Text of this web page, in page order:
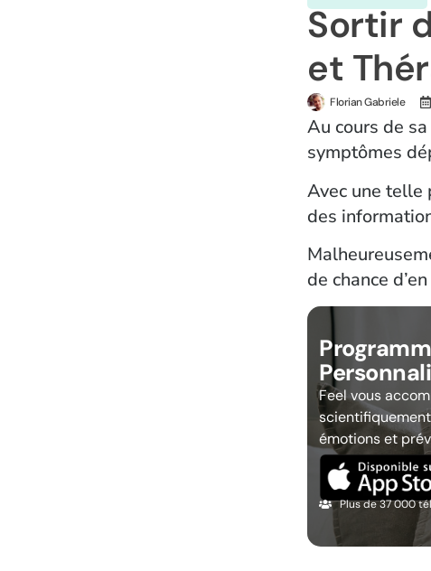
Sortir
et
Florian Gabriele
Au cours de
symptômes
Avec une telle
des
de chance
Feel vous
émotions et
Plus de 37 000